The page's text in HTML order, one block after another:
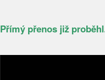
Přímý přenos již